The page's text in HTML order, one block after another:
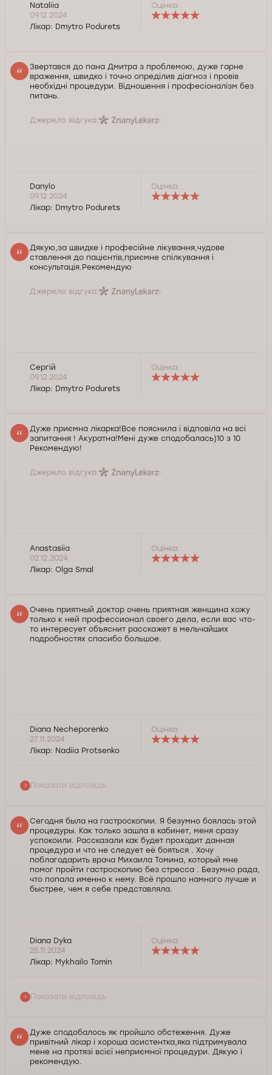
Nataliia
09.12.2024
Лікар: Dmytro Podurets
Оцінка:
Звертався до пана Дмитра з проблемою, дуже гарне
враження, швидко і точно опреділив діагноз і провів
необхідні процедури. Відношення і професіоналізм без
питань.
Джерело відгука:
Danylo
09.12.2024
Лікар: Dmytro Podurets
Оцінка:
Дякую,за швидке і професійне лікування,чудове
ставлення до пацієнтів,приємне спілкування і
консультація.Рекомендую
Джерело відгука:
Сергій
09.12.2024
Лікар: Dmytro Podurets
Оцінка:
Дуже приємна лікарка!Все пояснила і відповіла на всі
запитання ! Акуратна!Мені дуже сподобалась)10 з 10
Рекомендую!
Джерело відгука:
Anastasiia
02.12.2024
Лікар: Olga Smal
Оцінка:
Очень приятный доктор очень приятная женщина хожу
только к ней профессионал своего дела, если вас что-
то интересует объяснит расскажет в мельчайших
подробностях спасибо большое.
Добрый день, Диана. Благодарим Вас за отзыв.
Нам приятно, что Вы публично поделились
позитивным опытом обращения к нашему доктору.
Diana Necheporenko
27.11.2024
Лікар: Nadiia Protsenko
Оцінка:
Показати відповідь
Сегодня была на гастроскопии. Я безумно боялась этой
процедуры. Как только зашла в кабинет, меня сразу
успокоили. Рассказали как будет проходит данная
процедура и что не следует её бояться . Хочу
поблагодарить врача Михаила Томина, который мне
помог пройти гастроскопию без стресса . Безумно рада,
что попала именно к нему. Всё прошло намного лучше и
быстрее, чем я себе представляла.
Добрый день, Диана. Благодарим Вас за
позитивный отзыв. Нам приятно знать, что Вы
остались довольны визитом в клинику и
рады приветствовать на профилактических
визитах и готовы помочь в случае необходимости.
Служба контролю якості Докторпро
Diana Dyka
25.11.2024
Лікар: Mykhailo Tomin
Оцінка:
Показати відповідь
Дуже сподобалось як пройшло обстеження. Дуже
привітний лікар і хороша асистентка,яка підтримувала
мене на протязі всієї неприємної процедури. Дякую і
рекомендую.